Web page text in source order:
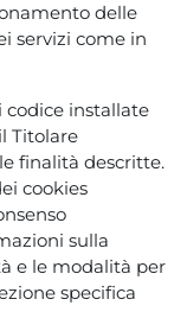
delle
servizi come in
codice installate
Titolare
finalità descritte.
cookies
sulla
e le modalità per
specifica